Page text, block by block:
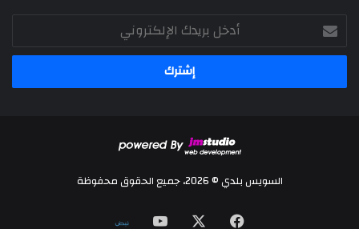
أدخل
بريدك
الإلكتروني
السويس بلدي © 2026، جميع الحقوق محفوظة
فيسبوك ‫YouTube